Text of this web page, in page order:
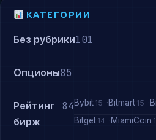
КАТЕГОРИИ
Без рубрики101
Опционы85
Рейтинг
бирж
84 Bybit 15 Bitmart 15
Bitget 14 MiamiCoin